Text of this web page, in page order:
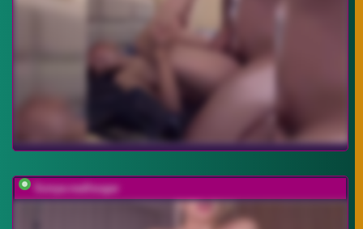
Sonya-reallsugar